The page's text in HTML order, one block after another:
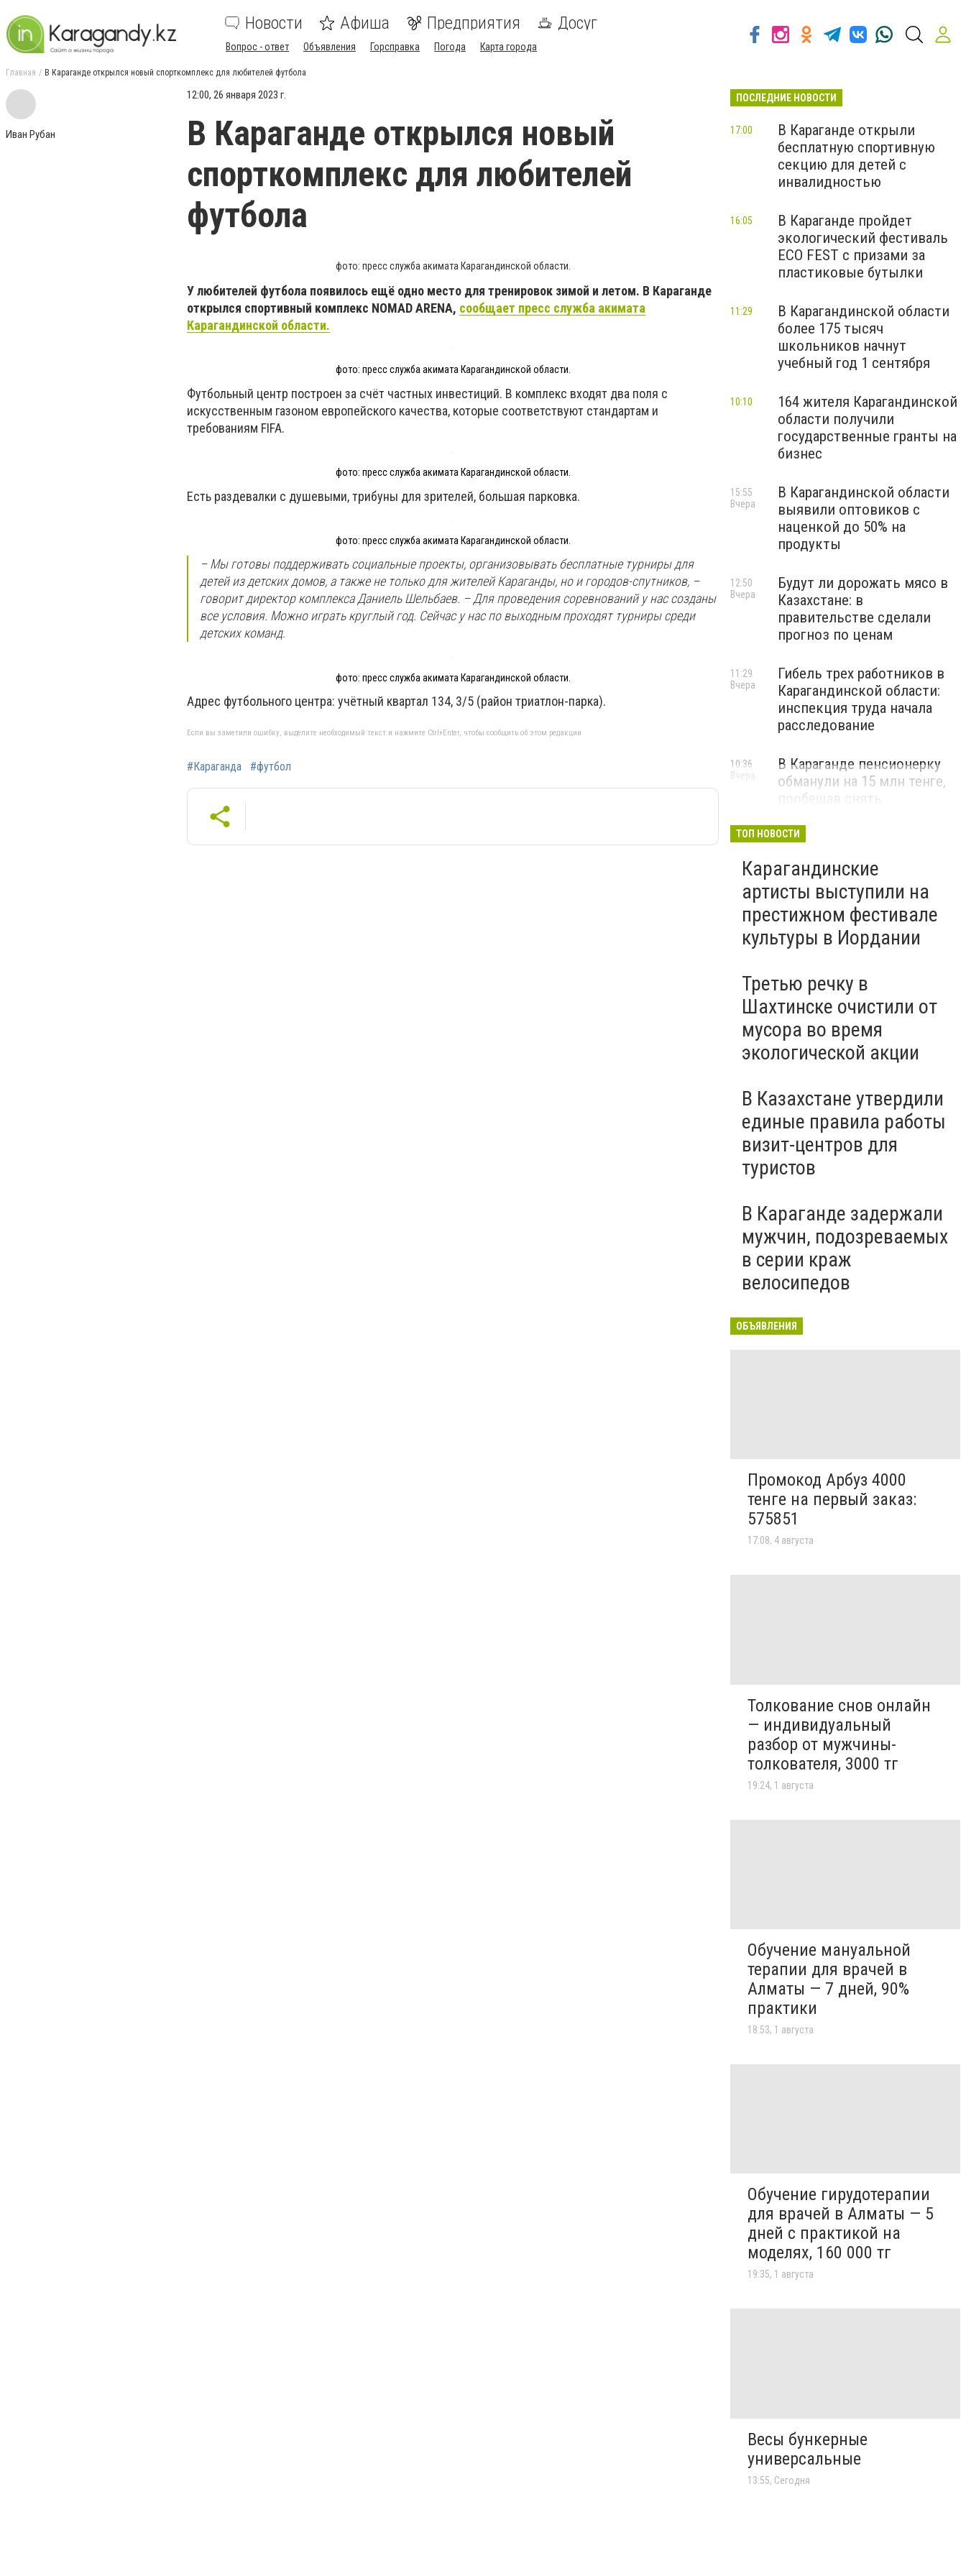
Новости Афиша Предприятия Досуг
Вопрос - ответ Объявления Горсправка Погода Карта города
Главная В Караганде открылся новый спорткомплекс для любителей футбола
Иван Рубан
12:00, 26 января 2023 г.
В Караганде открылся новый
спорткомплекс для любителей
футбола
фото: пресс служба акимата Карагандинской области.
У любителей футбола появилось ещё одно место для тренировок зимой и летом. В Караганде
открылся спортивный комплекс NOMAD ARENA, сообщает пресс служба акимата
Карагандинской области.
фото: пресс служба акимата Карагандинской области.
Футбольный центр построен за счёт частных инвестиций. В комплекс входят два поля с
искусственным газоном европейского качества, которые соответствуют стандартам и
требованиям FIFA.
фото: пресс служба акимата Карагандинской области.
Есть раздевалки с душевыми, трибуны для зрителей, большая парковка.
фото: пресс служба акимата Карагандинской области.
– Мы готовы поддерживать социальные проекты, организовывать бесплатные турниры для
детей из детских домов, а также не только для жителей Караганды, но и городов-спутников, –
говорит директор комплекса Даниель Шельбаев. – Для проведения соревнований у нас созданы
все условия. Можно играть круглый год. Сейчас у нас по выходным проходят турниры среди
детских команд.
фото: пресс служба акимата Карагандинской области.
Адрес футбольного центра: учётный квартал 134, 3/5 (район триатлон-парка).
Если вы заметили ошибку, выделите необходимый текст и нажмите Ctrl+Enter, чтобы сообщить об этом редакции
#Караганда #футбол
ПОСЛЕДНИЕ НОВОСТИ
В Караганде открыли
бесплатную спортивную
секцию для детей с
инвалидностью
17:00
В Караганде пройдет
экологический фестиваль
ECO FEST с призами за
пластиковые бутылки
16:05
В Карагандинской области
более 175 тысяч
школьников начнут
учебный год 1 сентября
11:29
164 жителя Карагандинской
области получили
государственные гранты на
бизнес
10:10
В Карагандинской области
выявили оптовиков с
наценкой до 50% на
продукты
15:55
Вчера
Будут ли дорожать мясо в
Казахстане: в
правительстве сделали
прогноз по ценам
12:50
Вчера
Гибель трех работников в
Карагандинской области:
инспекция труда начала
расследование
11:29
Вчера
В Караганде пенсионерку
обманули на 15 млн тенге,
пообещав снять
ВИДЕО
10:36
Вчера
ТОП НОВОСТИ
Карагандинские
артисты выступили на
престижном фестивале
культуры в Иордании
Третью речку в
Шахтинске очистили от
мусора во время
экологической акции
В Казахстане утвердили
единые правила работы
визит-центров для
туристов
В Караганде задержали
мужчин, подозреваемых
в серии краж
велосипедов
ОБЪЯВЛЕНИЯ
Промокод Арбуз 4000
тенге на первый заказ:
575851
17:08, 4 августа
Толкование снов онлайн
— индивидуальный
разбор от мужчины-
толкователя, 3000 тг
19:24, 1 августа
Обучение мануальной
терапии для врачей в
Алматы — 7 дней, 90%
практики
18:53, 1 августа
Обучение гирудотерапии
для врачей в Алматы — 5
дней с практикой на
моделях, 160 000 тг
19:35, 1 августа
Весы бункерные
универсальные
13:55, Сегодня